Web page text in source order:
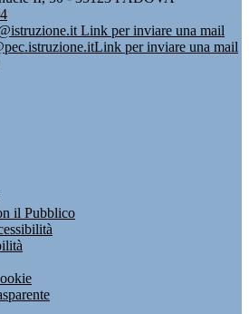
Link per inviare una mail
Link per inviare una mail
il Pubblico